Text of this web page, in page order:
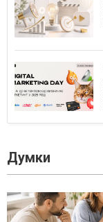
Думки